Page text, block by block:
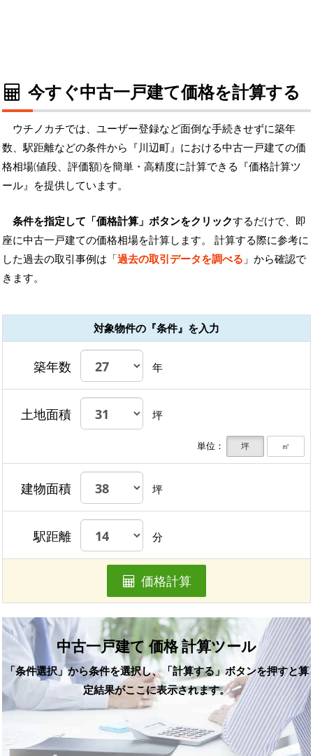
今すぐ中古一戸建て価格を計算する
ウチノカチでは、ユーザー登録など面倒な手続きせずに築年
数、駅距離などの条件から『川辺町』における中古一戸建ての価
格相場(値段、評価額)を簡単・高精度に計算できる『価格計算ツ
ール』を提供しています。
条件を指定して「価格計算」ボタンをクリックするだけで、即
座に中古一戸建ての価格相場を計算します。 計算する際に参考に
した過去の取引事例は「過去の取引データを調べる 」から確認で
きます。
対象物件の『条件』を入力
築年数 年
土地面積 坪
単位： 坪 ㎡
建物面積 坪
駅距離 分
価格計算
中古一戸建て 価格 計算ツール
「条件選択」から条件を選択し、「計算する」ボタンを押すと算
定結果がここに表示されます。